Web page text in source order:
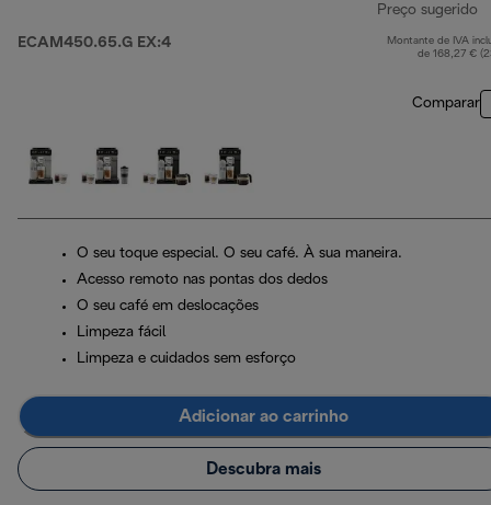
ECAM450.65.G EX:4
Preço sugerido
Montante de IVA
de 168,27 €
Comparar
O seu toque especial. O seu café. À sua maneira.
Acesso remoto nas pontas dos dedos
O seu café em deslocações
Limpeza fácil
Limpeza e cuidados sem esforço
Adicionar ao carrinho
Descubra mais